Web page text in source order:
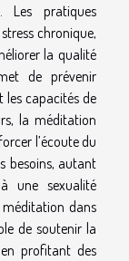
pratiques
chronique,
la qualité
de prévenir
les capacités de
la méditation
l’écoute du
besoins, autant
une sexualité
dans
de soutenir la
profitant des